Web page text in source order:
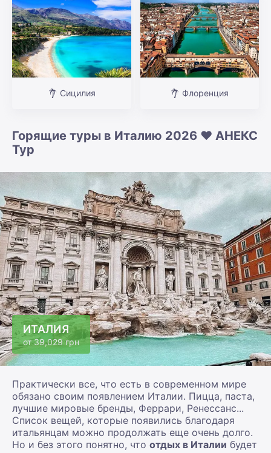
Сицилия Флоренция
Горящие туры в Италию 2026 ❤️ АНЕКС
Тур
ИТАЛИЯ
от39,029 грн
Практически все, что есть в современном мире
обязано своим появлением Италии. Пицца, паста,
лучшие мировые бренды, Феррари, Ренессанс...
Список вещей, которые появились благодаря
итальянцам можно продолжать еще очень долго.
Но и без этого понятно, что отдых в Италии будет